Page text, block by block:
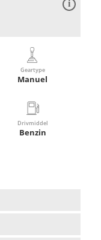
Geartype
Manuel
Drivmiddel
Benzin